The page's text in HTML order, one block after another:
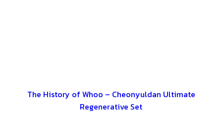
The History of Whoo – Cheonyuldan Ultimate
Regenerative Set